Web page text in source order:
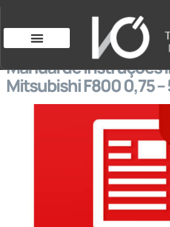
Manual de instruções
Mitsubishi F800 0,75